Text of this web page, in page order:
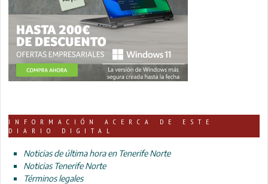
INFORMACIÓN ACERCA DE ESTE
DIARIO DIGITAL
Noticias de última hora en Tenerife Norte
Noticias Tenerife Norte
Términos legales